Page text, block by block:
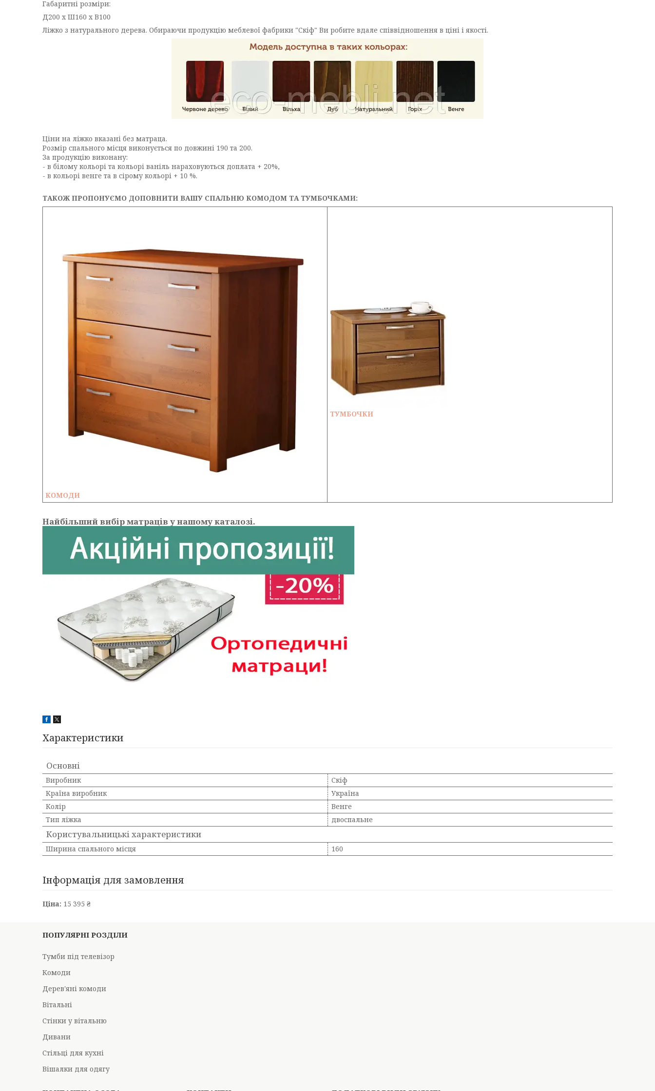
Габаритні розміри:
Д200 x Ш160 x В100
Ліжко з натурального дерева. Обираючи продукцію меблевої фабрики "Скіф" Ви робите вдале співвідношення в ціні і якості.
Ціни на ліжко вказані без матраца.
Розмір спального місця виконується по довжині 190 та 200.
За продукцію виконану:
- в білому кольорі та кольорі ваніль нараховуються доплата + 20%,
- в кольорі венге та в сірому кольорі + 10 %.
ТАКОЖ ПРОПОНУЄМО ДОПОВНИТИ ВАШУ СПАЛЬНЮ КОМОДОМ ТА ТУМБОЧКАМИ:
КОМОДИ
ТУМБОЧКИ
Найбільший вибір матраців у нашому каталозі.
Характеристики
Основні
Виробник
Скіф
Країна виробник
Україна
Колір
Венге
Тип ліжка
двоспальне
Користувальницькі характеристики
Ширина спального місця 160
Інформація для замовлення
Ціна: 15 395 ₴
ПОПУЛЯРНІ РОЗДІЛИ
Тумби під телевізор
Комоди
Дерев'яні комоди
Вітальні
Стінки у вітальню
Дивани
Стільці для кухні
Вішалки для одягу